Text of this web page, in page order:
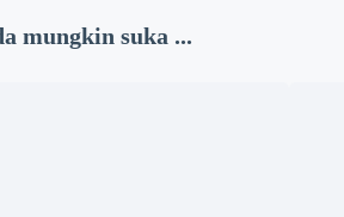
mungkin suka ...